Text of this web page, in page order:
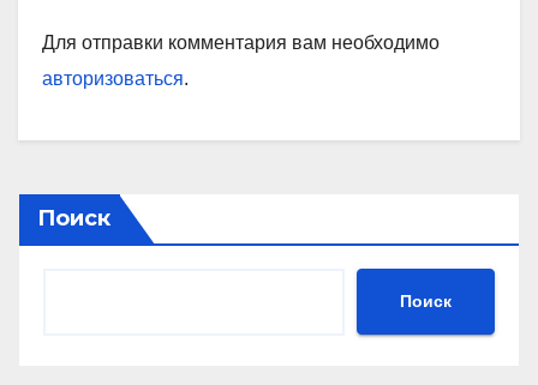
Для отправки комментария вам необходимо
авторизоваться.
Поиск
Поиск